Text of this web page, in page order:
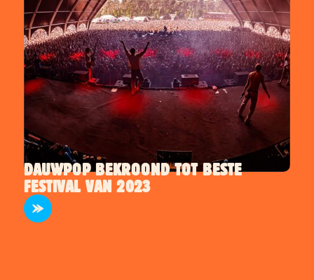
INFO
DAUWPOP BEKROOND TOT BESTE
FESTIVAL VAN 2023